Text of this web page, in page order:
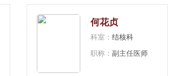
中医妇科，月经不调，乳腺疾病，更
年期综合征，不孕不育的治疗方面积
累了丰富的临床经验。社会兼职：山
何花贞
科室： 结核科
职称： 副主任医师